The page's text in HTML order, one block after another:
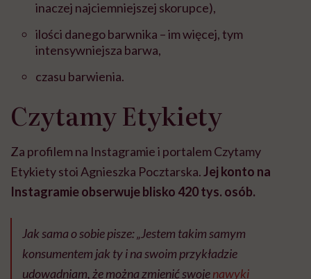
inaczej najciemniejszej skorupce),
ilości danego barwnika – im więcej, tym
intensywniejsza barwa,
czasu barwienia.
Czytamy Etykiety
Za profilem na Instagramie i portalem Czytamy
Etykiety stoi Agnieszka Pocztarska.Jej konto na
Instagramie obserwuje blisko 420 tys. osób.
Jak sama o sobie pisze:„Jestem takim samym
konsumentem jak ty i na swoim przykładzie
udowadniam, że można zmienić swojenawyki